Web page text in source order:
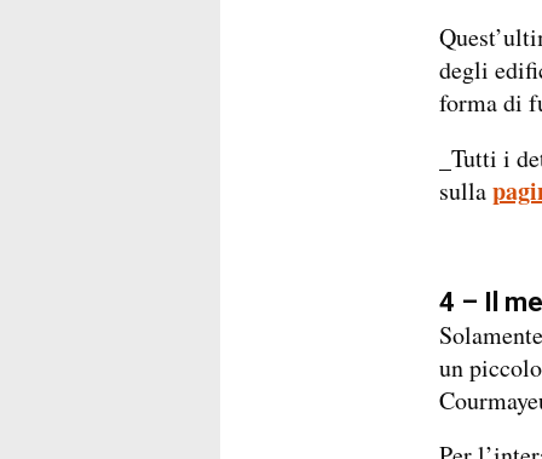
degli
forma di
_Tutti i
sulla
4 – Il
un